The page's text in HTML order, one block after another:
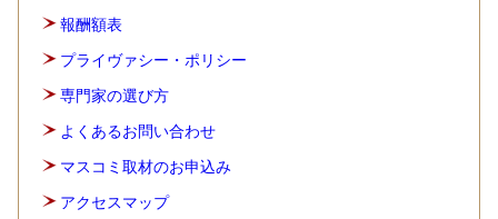
報酬額表
プライヴァシー・ポリシー
専門家の選び方
よくあるお問い合わせ
マスコミ取材のお申込み
アクセスマップ